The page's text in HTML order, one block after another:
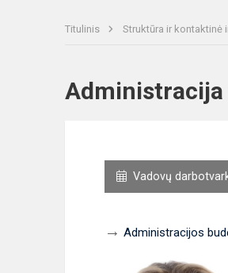
Titulinis Struktūra ir kontaktinė
Vadovų
→ Administracijos